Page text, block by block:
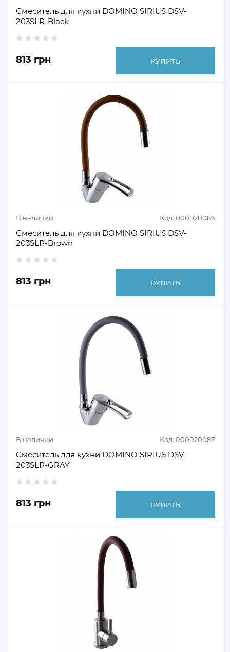
Смеситель для кухни DOMINO SIRIUS DSV-
203SLR-Black
813 грн КУПИТЬ
В наличии Код: 000020086
Смеситель для кухни DOMINO SIRIUS DSV-
203SLR-Brown
813 грн КУПИТЬ
В наличии Код: 000020087
Смеситель для кухни DOMINO SIRIUS DSV-
203SLR-GRAY
813 грн КУПИТЬ